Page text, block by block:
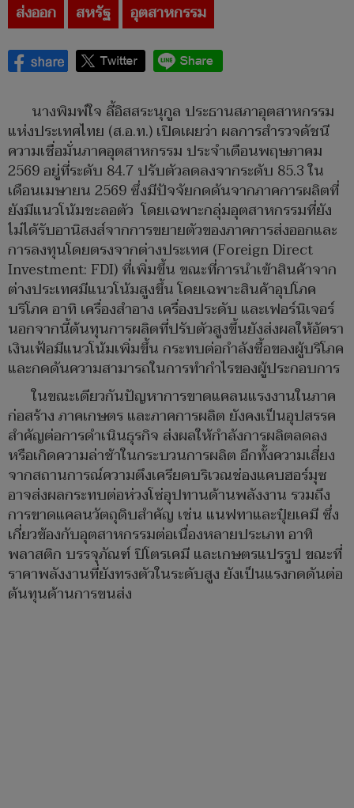
ส่งออก
สหรัฐ อุตสาหกรรม
นางพิมพ์ใจ ลี้อิสสระนุกูล ประธานสภาอุตสาหกรรม
แห่งประเทศไทย (ส.อ.ท.) เปิดเผยว่า ผลการสำรวจดัชนี
ความเชื่อมั่นภาคอุตสาหกรรม ประจำเดือนพฤษภาคม
2569 อยู่ที่ระดับ 84.7 ปรับตัวลดลงจากระดับ 85.3 ใน
เดือนเมษายน 2569 ซึ่งมีปัจจัยกดดันจากภาคการผลิตที่
ยังมีแนวโน้มชะลอตัว โดยเฉพาะกลุ่มอุตสาหกรรมที่ยัง
ไม่ได้รับอานิสงส์จากการขยายตัวของภาคการส่งออกและ
การลงทุนโดยตรงจากต่างประเทศ (Foreign Direct
Investment: FDI) ที่เพิ่มขึ้น ขณะที่การนำเข้าสินค้าจาก
ต่างประเทศมีแนวโน้มสูงขึ้น โดยเฉพาะสินค้าอุปโภค
บริโภค อาทิ เครื่องสำอาง เครื่องประดับ และเฟอร์นิเจอร์
นอกจากนี้ต้นทุนการผลิตที่ปรับตัวสูงขึ้นยังส่งผลให้อัตรา
เงินเฟ้อมีแนวโน้มเพิ่มขึ้น กระทบต่อกำลังซื้อของผู้บริโภค
และกดดันความสามารถในการทำกำไรของผู้ประกอบการ
ในขณะเดียวกันปัญหาการขาดแคลนแรงงานในภาค
ก่อสร้าง ภาคเกษตร และภาคการผลิต ยังคงเป็นอุปสรรค
สำคัญต่อการดำเนินธุรกิจ ส่งผลให้กำลังการผลิตลดลง
หรือเกิดความล่าช้าในกระบวนการผลิต อีกทั้งความเสี่ยง
จากสถานการณ์ความตึงเครียดบริเวณช่องแคบฮอร์มุซ
อาจส่งผลกระทบต่อห่วงโซ่อุปทานด้านพลังงาน รวมถึง
การขาดแคลนวัตถุดิบสำคัญ เช่น แนฟทาและปุ๋ยเคมี ซึ่ง
เกี่ยวข้องกับอุตสาหกรรมต่อเนื่องหลายประเภท อาทิ
พลาสติก บรรจุภัณฑ์ ปิโตรเคมี และเกษตรแปรรูป ขณะที่
ราคาพลังงานที่ยังทรงตัวในระดับสูง ยังเป็นแรงกดดันต่อ
ต้นทุนด้านการขนส่ง